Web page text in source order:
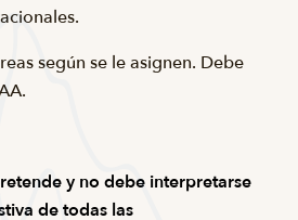
según se le asignen. Debe
y no debe interpretarse
de todas las